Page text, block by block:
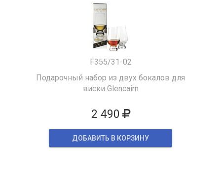
F355/31-02
Подарочный набор из двух бокалов для
виски Glencairn
2 490
ДОБАВИТЬ В КОРЗИНУ